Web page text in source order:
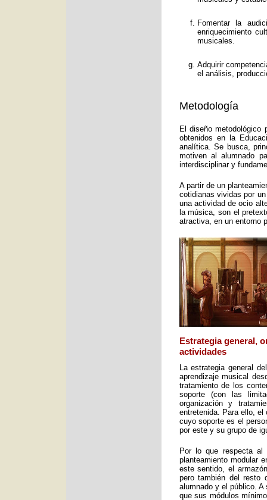
Fomentar la
enriquecimiento
musicales.
Adquirir
el análisis,
Metodología
El diseño metodológico
obtenidos en la
analítica. Se busca,
motiven al alumnado
interdisciplinar y
A partir de un
cotidianas vividas por
una actividad de ocio
la música, son el
atractiva, en un entorno
Estrategia general,
actividades
La estrategia general
aprendizaje musical
tratamiento de los
soporte (con las
organización y
entretenida. Para ello,
cuyo soporte es el
por este y su grupo de
Por lo que respecta al
planteamiento modular
este sentido, el
pero también del resto
alumnado y el público.
que sus módulos